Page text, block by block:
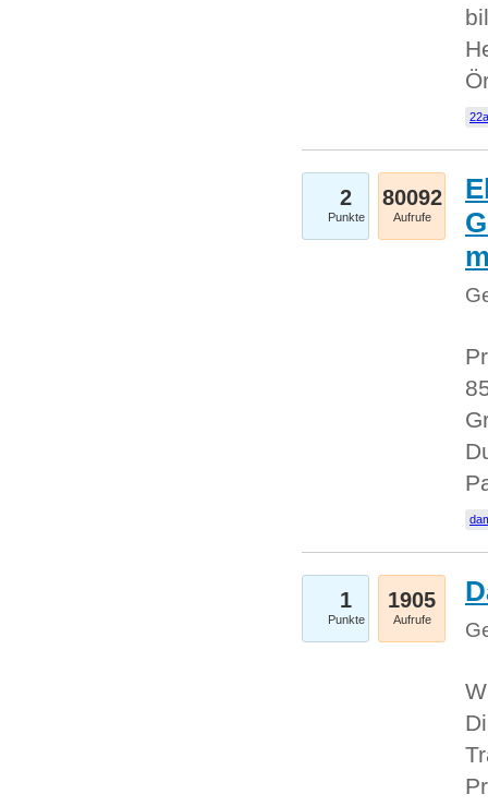
2
Punkte
80092
Aufrufe
1
Punkte
1905
Aufrufe